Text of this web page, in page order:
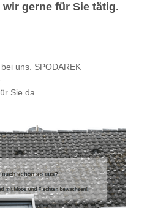
gerne für Sie tätig.
uns. SPODAREK
Sie da